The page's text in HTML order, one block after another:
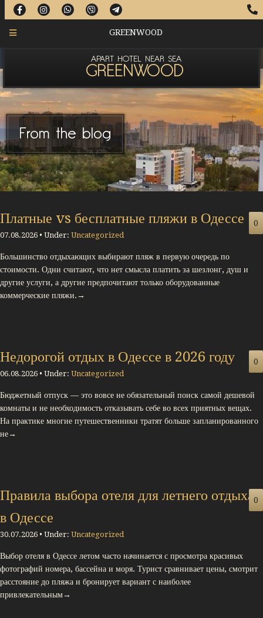
GREENWOOD
APART HOTEL NEAR SEA
GREENWOOD
From the blog
Платные vs бесплатные пляжи в Одессе
07.08.2026 • Under: Uncategorized
0
Большинство отдыхающих выбирают пляж в первую очередь по
стоимости. Одни считают, что нет смысла платить за шезлонг, душ и
другие услуги, а другие предпочитают только оборудованные
коммерческие пляжи.→
Недорогой отдых в Одессе в 2026 году
06.08.2026 • Under: Uncategorized
0
Бюджетный отпуск — это вовсе не обязательный поиск самой дешевой
комнаты и не необходимость отказывать себе во всех приятных вещах.
На практике многие путешественники тратят больше запланированного
не→
Правила выбора отеля для летнего отдыха
в Одессе
30.07.2026 • Under: Uncategorized
0
Выбор отеля в Одессе летом часто начинается с просмотра красивых
фотографий номера, бассейна и моря. Турист сравнивает цены, смотрит
расстояние до пляжа и бронирует вариант с наиболее
привлекательным→